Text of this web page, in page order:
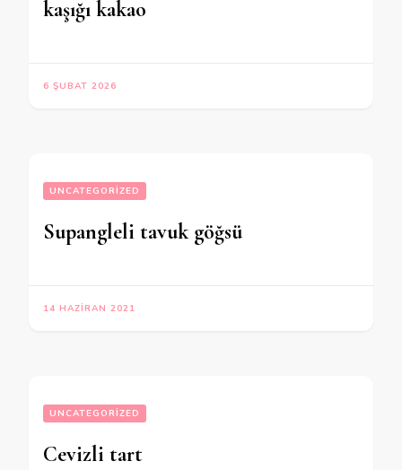
kaşığı kakao
6 ŞUBAT 2026
UNCATEGORIZED
Supangleli tavuk göğsü
14 HAZIRAN 2021
UNCATEGORIZED
Cevizli tart